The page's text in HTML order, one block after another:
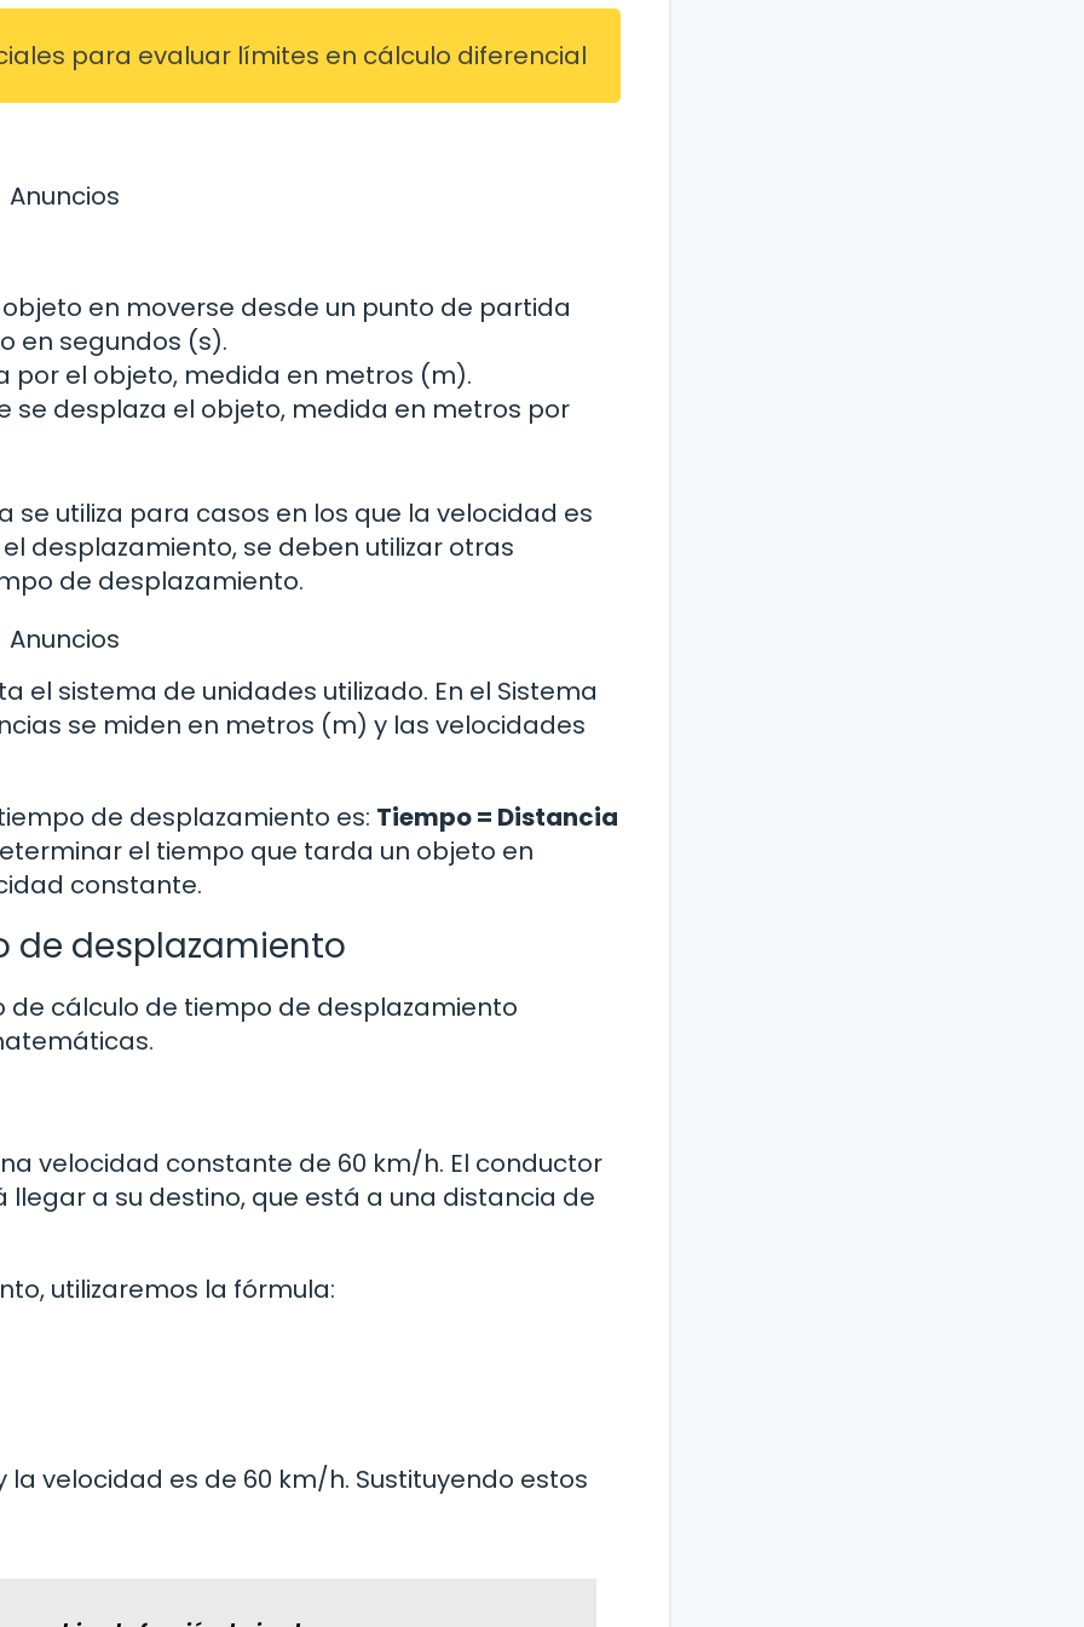
para evaluar límites en cálculo diferencial
Anuncios
en moverse desde un punto de partida
en segundos (s).
por el objeto, medida en metros (m).
se desplaza el objeto, medida en metros por
utiliza para casos en los que la velocidad es
desplazamiento, se deben utilizar otras
de desplazamiento.
Anuncios
el sistema de unidades utilizado. En el Sistema
se miden en metros (m) y las velocidades
de desplazamiento es: Tiempo = Distancia
el tiempo que tarda un objeto en
constante.
de desplazamiento
de cálculo de tiempo de desplazamiento
velocidad constante de 60 km/h. El conductor
a su destino, que está a una distancia de
utilizaremos la fórmula:
velocidad es de 60 km/h. Sustituyendo estos